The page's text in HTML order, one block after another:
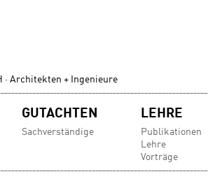
· Architekten + Ingenieure
GUTACHTEN
Sachverständige
LEHRE
Publikationen
Lehre
Vorträge